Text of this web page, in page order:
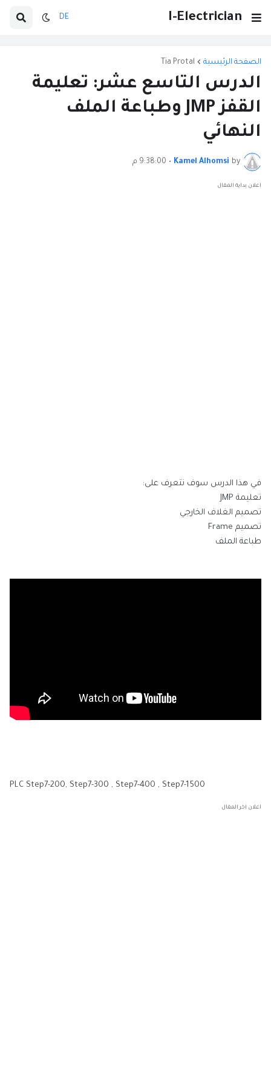
I-Electrician
DE
الصفحة الرئيسية Tia Protal
الدرس التاسع عشر: تعليمة
القفز JMP وطباعة الملف
النهائي
by
Kamel Alhomsi
• 9:38:00 م
اعلان بداية المقال
في هذا الدرس سوف نتعرف على:
تعليمة JMP
تصميم الغلاف الخارجي
تصميم Frame
طباعة الملف
PLC Step7-200, Step7-300 , Step7-400 , Step7-1500
اعلان اخر المقال